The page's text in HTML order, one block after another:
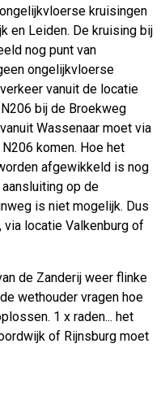
kruisingen
en Leiden. De kruising bij
nog punt van
ongelijkvloerse
vanuit de locatie
bij de Broekweg
Wassenaar moet via
komen. Hoe het
afgewikkeld is nog
op de
is niet mogelijk. Dus
via locatie Valkenburg of
de Zanderij weer flinke
wethouder vragen hoe
1 x raden... het
of Rijnsburg moet